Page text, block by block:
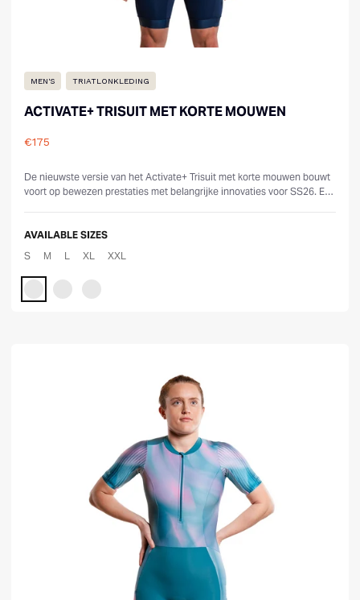
MEN'S TRIATLONKLEDING
ACTIVATE+ TRISUIT MET KORTE MOUWEN
€175
De nieuwste versie van het Activate+ Trisuit met korte mouwen bouwt
voort op bewezen prestaties met belangrijke innovaties voor SS26. Een
AVAILABLE SIZES
S
M L XL XXL